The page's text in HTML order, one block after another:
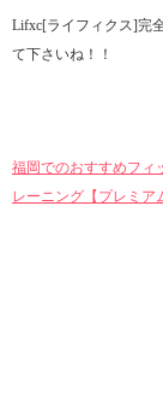
Lifxc[ライフィクス]完
て下さいね！！
福岡でのおすすめフィ
レーニング【プレミア